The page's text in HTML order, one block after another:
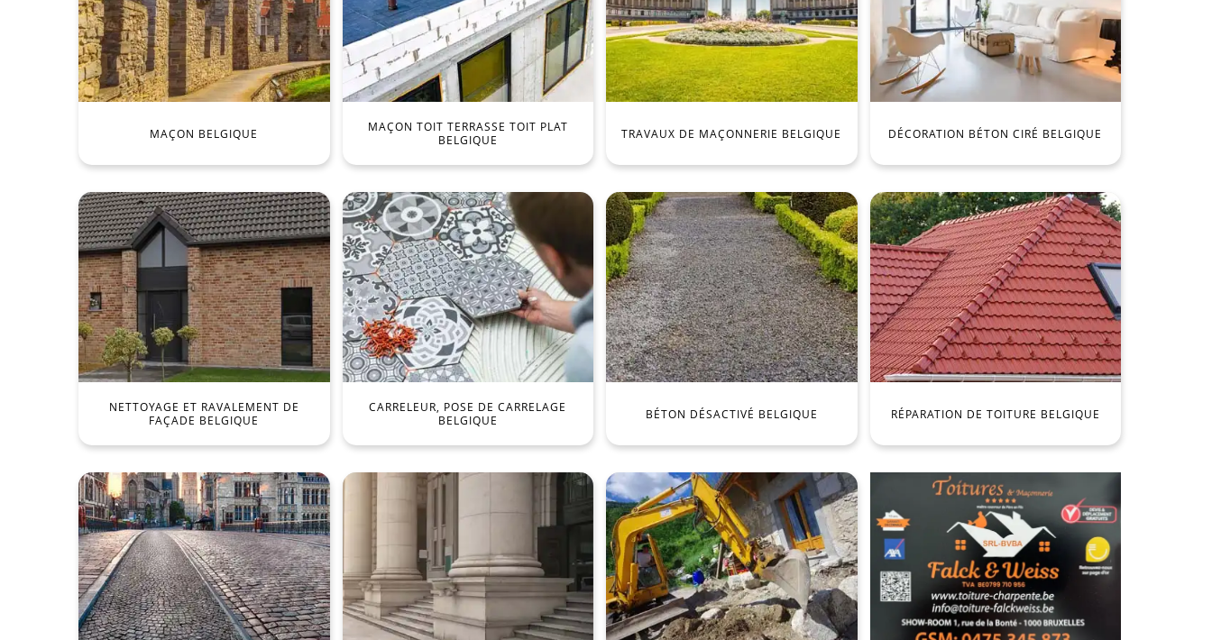
MAÇON BELGIQUE
MAÇON TOIT TERRASSE TOIT PLAT
BELGIQUE
TRAVAUX DE MAÇONNERIE BELGIQUE DÉCORATION BÉTON CIRÉ BELGIQUE
NETTOYAGE ET RAVALEMENT DE
FAÇADE BELGIQUE
CARRELEUR, POSE DE CARRELAGE
BELGIQUE
BÉTON DÉSACTIVÉ BELGIQUE RÉPARATION DE TOITURE BELGIQUE